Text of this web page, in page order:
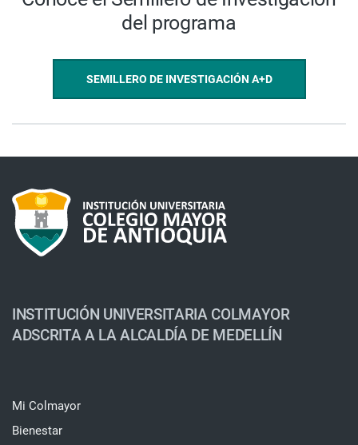
del programa
SEMILLERO DE INVESTIGACIÓN A+D
INSTITUCIÓN UNIVERSITARIA COLMAYOR
ADSCRITA A LA ALCALDÍA DE MEDELLÍN
Mi Colmayor
Bienestar